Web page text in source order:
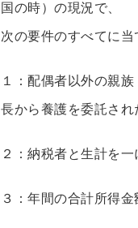
国の時）の現況で、
次の要件のすべてに当
１：配偶者以外の親
長から養護を委託さ
２：納税者と生計を
３：年間の合計所得